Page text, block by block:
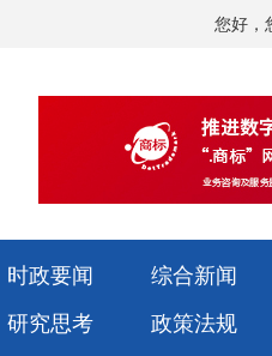
您好，
时政要闻 综合新闻
研究思考 政策法规